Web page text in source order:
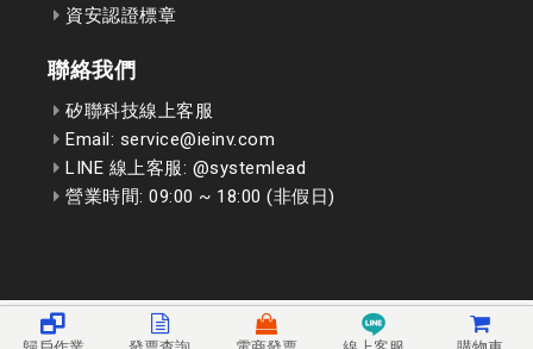
資安認證標章
聯絡我們
矽聯科技線上客服
Email: service@ieinv.com
LINE 線上客服: @systemlead
營業時間: 09:00 ~ 18:00 (非假日)